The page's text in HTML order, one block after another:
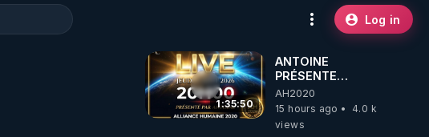
Log in
1:35:50
ANTOINE
PRÉSENTE
AH2020 LE LIVE
20H ***DU
06/08/2026***
AH2020
15 hours ago
4.0 k
views